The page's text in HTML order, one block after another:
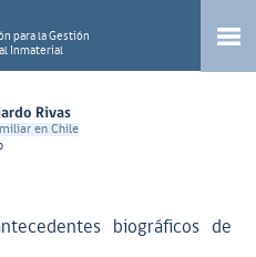
para la Gestión
Inmaterial
Rivas
en Chile
biográficos de